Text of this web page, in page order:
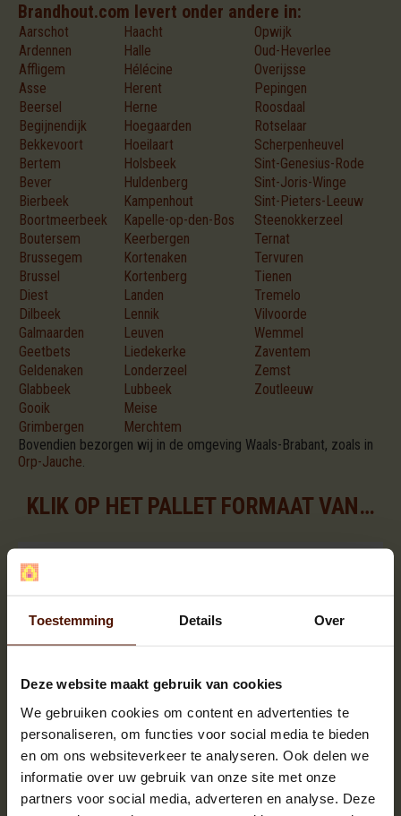
Toestemming Details Over
Deze website maakt gebruik van cookies
We gebruiken cookies om content en advertenties te
personaliseren, om functies voor social media te bieden
en om ons websiteverkeer te analyseren. Ook delen we
informatie over uw gebruik van onze site met onze
partners voor social media, adverteren en analyse. Deze
Brandhout.com levert onder andere in:
Aarschot Haacht
Opwijk
Ardennen
Halle
Oud-Heverlee
Affligem
Hélécine
Overijsse
Asse
Herent
Pepingen
Beersel
Herne
Roosdaal
Begijnendijk
Hoegaarden
Rotselaar
Bekkevoort
Hoeilaart
Scherpenheuvel
Bertem
Holsbeek
Sint-Genesius-Rode
Bever
Huldenberg
Sint-Joris-Winge
Bierbeek
Kampenhout
Sint-Pieters-Leeuw
Boortmeerbeek
Kapelle-op-den-Bos
Steenokkerzeel
Boutersem
Keerbergen
Ternat
Brussegem
Kortenaken
Tervuren
Brussel
Kortenberg
Tienen
Diest
Landen
Tremelo
Dilbeek
Lennik
Vilvoorde
Galmaarden
Leuven
Wemmel
Geetbets
Liedekerke
Zaventem
Geldenaken
Londerzeel
Zemst
Glabbeek
Lubbeek
Zoutleeuw
Gooik
Meise
Grimbergen
Merchtem
Bovendien bezorgen wij in de omgeving Waals-Brabant, zoals in
Orp-Jauche.
KLIK OP HET PALLET FORMAAT VAN UW KEUZE VOOR DE BESCHIKBARE ASSORTIMENTEN